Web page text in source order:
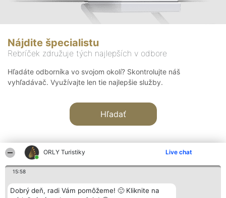
ORLY Turistiky Live chat
15:58
Dobrý deň, radi Vám pomôžeme! 🙂 Kliknite na
Nájdite špecialistu
Rebríček združuje tých najlepších v odbore
Hľadáte odborníka vo svojom okolí? Skontrolujte náš
vyhľadávač. Využívajte len tie najlepšie služby.
Hľadať
Organizátor hodnotenia
Bright Side Solutions sp. z o.
Hodnotenie
Laureáti
Kontakt
Kontakt